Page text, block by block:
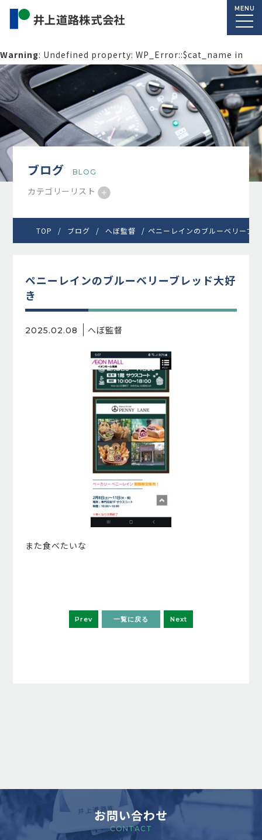
MENU
Warning: Undefined property: WP_Error::$cat_name in
/home/macolab2/inouedoro.co.jp/public_html/wp-
content/themes/inourdoro_theme_2024/single.phpon
line14
ブログ BLOG
カテゴリーリスト
TOP ブログ へぼ監督 ペニーレインのブルーベリーブ
ペニーレインのブルーベリーブレッド大好
き
2025.02.08 へぼ監督
また食べたいな
Prev 一覧に戻る Next
お問い合わせ
CONTACT